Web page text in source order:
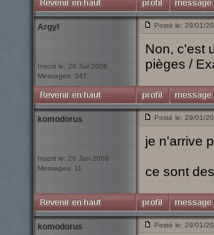
Argyl
Inscrit le: 26 Juil 2006
Messages: 347
Posté le: 29/01/
Non, c'est
pièges /
komodorus
Inscrit le: 26 Jan 2008
Messages: 11
Posté le: 29/01/
je n'arrive
ce sont
komodorus Posté le: 29/01/